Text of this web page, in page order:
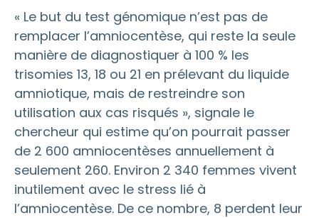
« Le but du test génomique n’est pas de
remplacer l’amniocentèse, qui reste la seule
manière de diagnostiquer à 100 % les
trisomies 13, 18 ou 21 en prélevant du liquide
amniotique, mais de restreindre son
utilisation aux cas risqués », signale le
chercheur qui estime qu’on pourrait passer
de 2 600 amniocentèses annuellement à
seulement 260. Environ 2 340 femmes vivent
inutilement avec le stress lié à
l’amniocentèse. De ce nombre, 8 perdent leur